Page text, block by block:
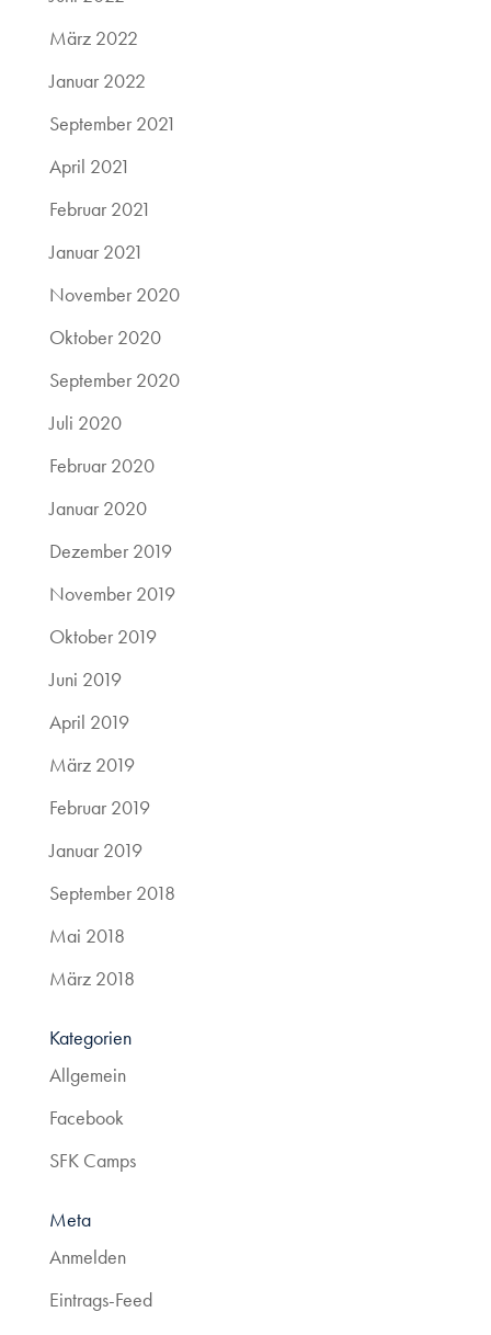
März 2022
Januar 2022
September 2021
April 2021
Februar 2021
Januar 2021
November 2020
Oktober 2020
September 2020
Juli 2020
Februar 2020
Januar 2020
Dezember 2019
November 2019
Oktober 2019
Juni 2019
April 2019
März 2019
Februar 2019
Januar 2019
September 2018
Mai 2018
März 2018
Kategorien
Allgemein
Facebook
SFK Camps
Meta
Anmelden
Eintrags-Feed